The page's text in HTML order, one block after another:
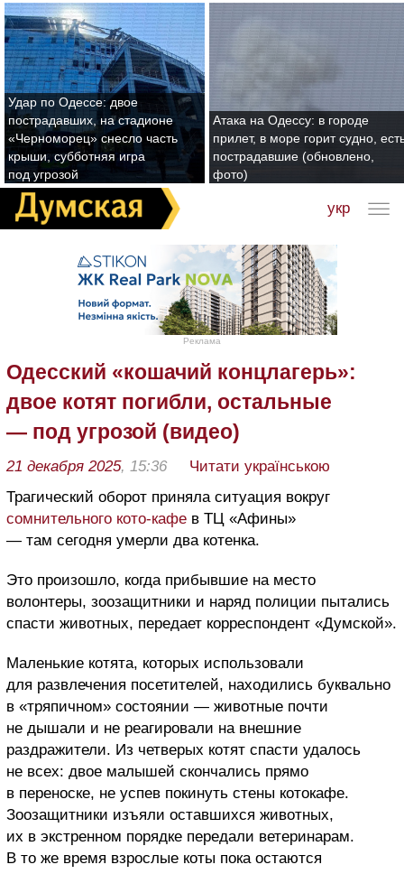
Удар по Одессе: двое
пострадавших, на стадионе
«Черноморец» снесло часть
крыши, субботняя игра
под угрозой
Атака на Одессу: в городе
прилет, в море горит судно,
пострадавшие (обновлено,
фото)
укр
Реклама
Одесский «кошачий концлагерь»:
двое котят погибли, остальные
— под угрозой (видео)
21 декабря 2025, 15:36
Читати українською
Трагический оборот приняла ситуация вокруг
сомнительного кото-кафе в ТЦ «Афины»
— там сегодня умерли два котенка.
Это произошло, когда прибывшие на место
волонтеры, зоозащитники и наряд полиции пытались
спасти животных, передает корреспондент «Думской».
Маленькие котята, которых использовали
для развлечения посетителей, находились буквально
в «тряпичном» состоянии — животные почти
не дышали и не реагировали на внешние
раздражители. Из четверых котят спасти удалось
не всех: двое малышей скончались прямо
в переноске, не успев покинуть стены котокафе.
Зоозащитники изъяли оставшихся животных,
их в экстренном порядке передали ветеринарам.
В то же время взрослые коты пока остаются